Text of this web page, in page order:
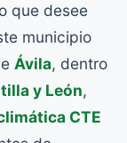
que desee
municipio
Ávila, dentro
y León,
CTE